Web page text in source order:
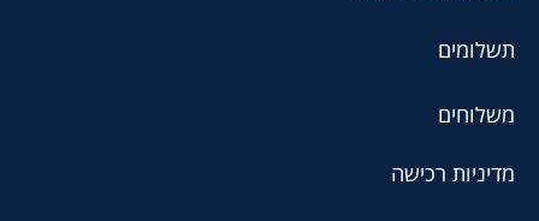
תשלומים
משלוחים
מדיניות רכישה